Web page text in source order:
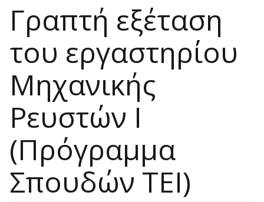
Γραπτή εξέταση
του εργαστηρίου
Μηχανικής
Ρευστών Ι
(Πρόγραμμα
Σπουδών ΤΕΙ)